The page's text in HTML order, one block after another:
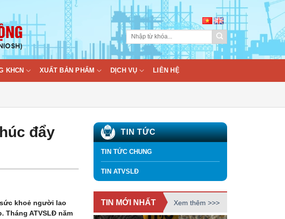
KHCN XUẤT BẢN PHẨM DỊCH VỤ LIÊN HỆ
đẩy
khoẻ người lao
Tháng ATVSLĐ năm
TIN TỨC
TIN TỨC CHUNG
TIN ATVSLĐ
TIN MỚI NHẤT Xem thêm >>>